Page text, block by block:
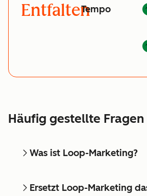
EntfaltenTempo
Häufig gestellte Fragen
Was ist Loop-Marketing?
Ersetzt Loop-Marketing